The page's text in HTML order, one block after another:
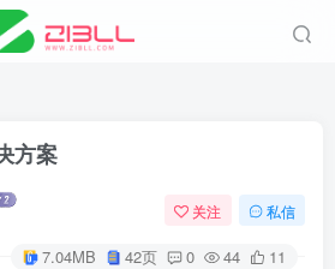
方案
关注 私信
7.04MB 42页 0 44 11